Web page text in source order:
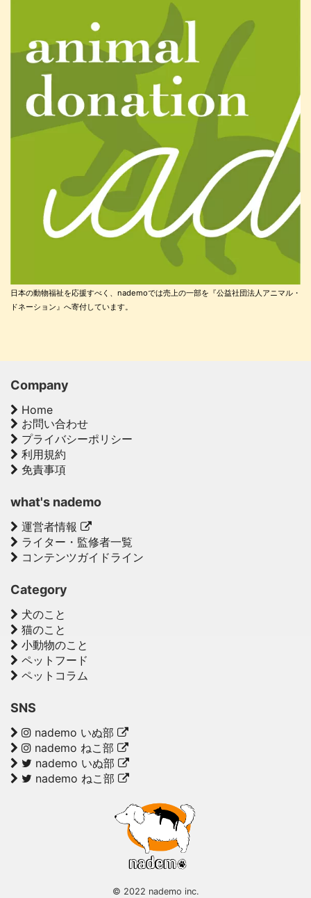
日本の動物福祉を応援すべく、nademoでは売上の一部を『公益社団法人アニマル・
ドネーション』へ寄付しています。
Company
Home
お問い合わせ
プライバシーポリシー
利用規約
免責事項
what's nademo
運営者情報
ライター・監修者一覧
コンテンツガイドライン
Category
犬のこと
猫のこと
小動物のこと
ペットフード
ペットコラム
SNS
nademo いぬ部
nademo ねこ部
nademo いぬ部
nademo ねこ部
© 2022 nademo inc.